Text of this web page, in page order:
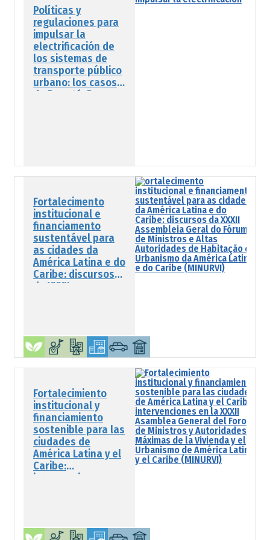
Políticas y
regulaciones para
impulsar la
electrificación de
los sistemas de
transporte público
urbano: los casos
de Bogotá, Buenos
Fortalecimento
institucional e
financiamento
sustentável para
as cidades da
América Latina e do
Caribe: discursos
da XXXII
Autoridades de
Habitação e
Urbanismo da
América Latina e do
Temas
urbanos
Fortalecimiento
institucional y
financiamiento
sostenible para las
ciudades de
América Latina y el
Caribe:
intervenciones en
Autoridades